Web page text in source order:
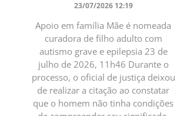
23/07/2026 12:19
Apoio em família Mãe é nomeada
curadora de filho adulto com
autismo grave e epilepsia 23 de
julho de 2026, 11h46 Durante o
processo, o oficial de justiça deixou
de realizar a citação ao constatar
que o homem não tinha condições